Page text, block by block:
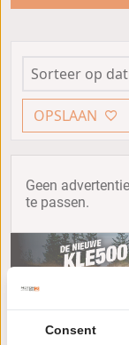
OPSLAAN
Geen
te passen.
Consent